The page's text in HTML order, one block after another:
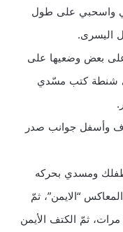
واسحبي على طول
بعض وضعيها على
شنطة كتب مسّدي
وأسفل جوانب صدر
ومسدي بحركه
“الايمن”، ثمّ
ثمّ الكتف الأيمن